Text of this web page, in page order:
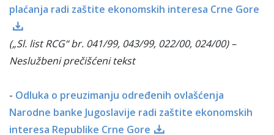
plaćanja radi zaštite ekonomskih interesa Crne Gore
(„Sl. list RCG“ br. 041/99, 043/99, 022/00, 024/00) –
Neslužbeni prečišćeni tekst
- Odluka o preuzimanju određenih ovlašćenja
Narodne banke Jugoslavije radi zaštite ekonomskih
interesa Republike Crne Gore